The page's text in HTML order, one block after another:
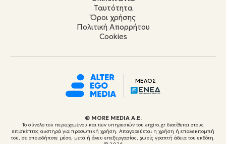
Ταυτότητα
Όροι χρήσης
Πολιτική Απορρήτου
Cookies
ΜΕΛΟΣ
© ΜORE MEDIA Α.Ε.
Το σύνολο του περιεχομένου και των υπηρεσιών του argiro.gr διατίθεται στους
επισκέπτες αυστηρά για προσωπική χρήση. Απαγορεύεται η χρήση ή επανεκπομπή
του, σε οποιοδήποτε μέσο, μετά ή άνευ επεξεργασίας, χωρίς γραπτή άδεια του εκδότη.